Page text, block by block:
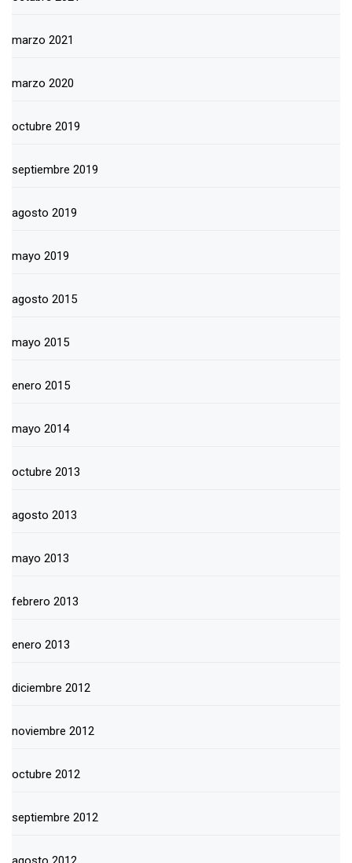
marzo 2021
marzo 2020
octubre 2019
septiembre 2019
agosto 2019
mayo 2019
agosto 2015
mayo 2015
enero 2015
mayo 2014
octubre 2013
agosto 2013
mayo 2013
febrero 2013
enero 2013
diciembre 2012
noviembre 2012
octubre 2012
septiembre 2012